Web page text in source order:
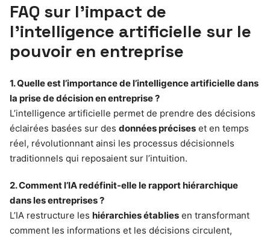
FAQ sur l’impact de
l’intelligence artificielle sur le
pouvoir en entreprise
1. Quelle est l’importance de l’intelligence artificielle dans
la prise de décision en entreprise ?
L’intelligence artificielle permet de prendre des décisions
éclairées basées sur des données précises et en temps
réel, révolutionnant ainsi les processus décisionnels
traditionnels qui reposaient sur l’intuition.
2. Comment l’IA redéfinit-elle le rapport hiérarchique
dans les entreprises ?
L’IA restructure les hiérarchies établies en transformant
comment les informations et les décisions circulent,